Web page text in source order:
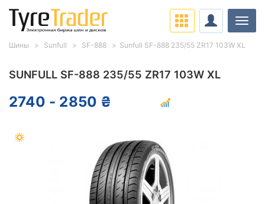
SUNFULL SF-888 235/55 ZR17 103W XL
2740 - 2850 ₴
Шины Sunfull SF-888 Sunfull SF-888 235/55 ZR17 103W XL